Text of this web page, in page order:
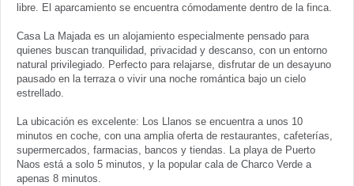
libre. El aparcamiento se encuentra cómodamente dentro de la finca.
Casa La Majada es un alojamiento especialmente pensado para
quienes buscan tranquilidad, privacidad y descanso, con un entorno
natural privilegiado. Perfecto para relajarse, disfrutar de un desayuno
pausado en la terraza o vivir una noche romántica bajo un cielo
estrellado.
La ubicación es excelente: Los Llanos se encuentra a unos 10
minutos en coche, con una amplia oferta de restaurantes, cafeterías,
supermercados, farmacias, bancos y tiendas. La playa de Puerto
Naos está a solo 5 minutos, y la popular cala de Charco Verde a
apenas 8 minutos.